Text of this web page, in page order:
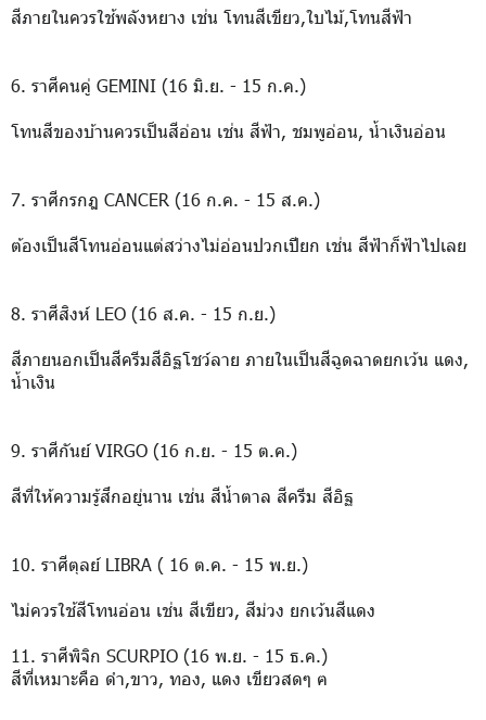
สีภายในควรใช้พลังหยาง เช่น โทนสีเขียว,ใบไม้,โทนสีฟ้า
6. ราศีคนคู่ GEMINI (16 มิ.ย. - 15 ก.ค.)
โทนสีของบ้านควรเป็นสีอ่อน เช่น สีฟ้า, ชมพูอ่อน, น้ำเงินอ่อน
7. ราศีกรกฎ CANCER (16 ก.ค. - 15 ส.ค.)
ต้องเป็นสีโทนอ่อนแต่สว่างไม่อ่อนปวกเปียก เช่น สีฟ้าก็ฟ้าไปเลย
8. ราศีสิงห์ LEO (16 ส.ค. - 15 ก.ย.)
สีภายนอกเป็นสีครีมสีอิฐโชว์ลาย ภายในเป็นสีฉูดฉาดยกเว้น แดง,
น้ำเงิน
9. ราศีกันย์ VIRGO (16 ก.ย. - 15 ต.ค.)
สีที่ให้ความรู้สึกอยู่นาน เช่น สีน้ำตาล สีครีม สีอิฐ
10. ราศีตุลย์ LIBRA ( 16 ต.ค. - 15 พ.ย.)
ไม่ควรใช้สีโทนอ่อน เช่น สีเขียว, สีม่วง ยกเว้นสีแดง
11. ราศีพิจิก SCURPIO (16 พ.ย. - 15 ธ.ค.)
สีที่เหมาะคือ ดำ,ขาว, ทอง, แดง เขียวสดๆ ฅ